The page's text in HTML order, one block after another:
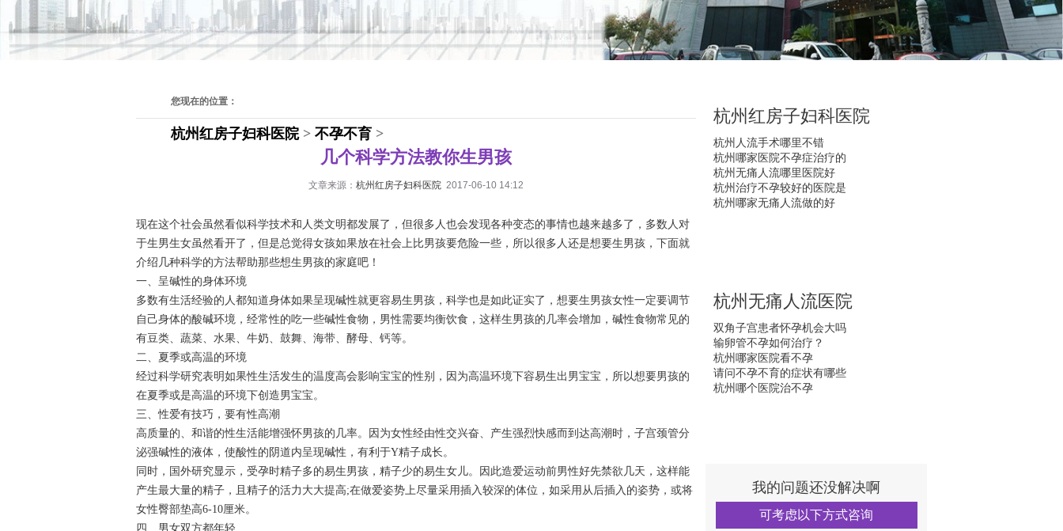
您现在的位置：
杭州红房子妇科医院> 不孕不育 >
几个科学方法教你生男孩
文章来源： 杭州红房子妇科医院 2017-06-10 14:12
现在这个社会虽然看似科学技术和人类文明都发展了，但很多人也会发现各种变态的事情也越来越多了，多数人对
于生男生女虽然看开了，但是总觉得女孩如果放在社会上比男孩要危险一些，所以很多人还是想要生男孩，下面就
介绍几种科学的方法帮助那些想生男孩的家庭吧！
一、呈碱性的身体环境
多数有生活经验的人都知道身体如果呈现碱性就更容易生男孩，科学也是如此证实了，想要生男孩女性一定要调节
自己身体的酸碱环境，经常性的吃一些碱性食物，男性需要均衡饮食，这样生男孩的几率会增加，碱性食物常见的
有豆类、蔬菜、水果、牛奶、鼓舞、海带、酵母、钙等。
二、夏季或高温的环境
经过科学研究表明如果性生活发生的温度高会影响宝宝的性别，因为高温环境下容易生出男宝宝，所以想要男孩的
在夏季或是高温的环境下创造男宝宝。
三、性爱有技巧，要有性高潮
高质量的、和谐的性生活能增强怀男孩的几率。因为女性经由性交兴奋、产生强烈快感而到达高潮时，子宫颈管分
泌强碱性的液体，使酸性的阴道内呈现碱性，有利于Y精子成长。
同时，国外研究显示，受孕时精子多的易生男孩，精子少的易生女儿。因此造爱运动前男性好先禁欲几天，这样能
产生最大量的精子，且精子的活力大大提高;在做爱姿势上尽量采用插入较深的体位，如采用从后插入的姿势，或将
女性臀部垫高6-10厘米。
四、男女双方都年轻
杭州红房子妇科医院
杭州人流手术哪里不错
杭州哪家医院不孕症治疗的
杭州无痛人流哪里医院好
杭州治疗不孕较好的医院是
杭州哪家无痛人流做的好
杭州无痛人流医院
双角子宫患者怀孕机会大吗
输卵管不孕如何治疗？
杭州哪家医院看不孕
请问不孕不育的症状有哪些
杭州哪个医院治不孕
我的问题还没解决啊
可考虑以下方式咨询